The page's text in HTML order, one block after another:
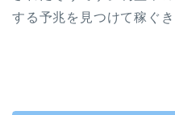
する予兆を見つけて稼ぐ